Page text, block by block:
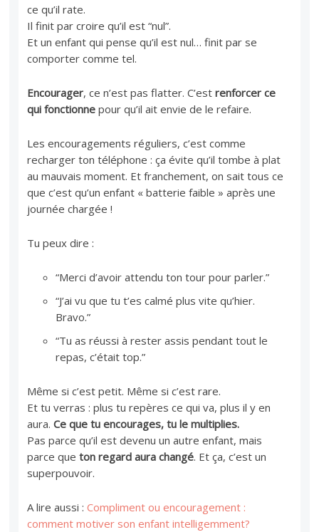
ce qu’il rate.
Il finit par croire qu’il est “nul”.
Et un enfant qui pense qu’il est nul… finit par se
comporter comme tel.
Encourager, ce n’est pas flatter. C’estrenforcer ce
qui fonctionne pour qu’il ait envie de le refaire.
Les encouragements réguliers, c’est comme
recharger ton téléphone : ça évite qu’il tombe à plat
au mauvais moment. Et franchement, on sait tous ce
que c’est qu’un enfant « batterie faible » après une
journée chargée !
Tu peux dire :
“Merci d’avoir attendu ton tour pour parler.”
“J’ai vu que tu t’es calmé plus vite qu’hier.
Bravo.”
“Tu as réussi à rester assis pendant tout le
repas, c’était top.”
Même si c’est petit. Même si c’est rare.
Et tu verras : plus tu repères ce qui va, plus il y en
aura.Ce que tu encourages, tu le multiplies.
Pas parce qu’il est devenu un autre enfant, mais
parce queton regard aura changé. Et ça, c’est un
superpouvoir.
A lire aussi :Compliment ou encouragement :
comment motiver son enfant intelligemment?